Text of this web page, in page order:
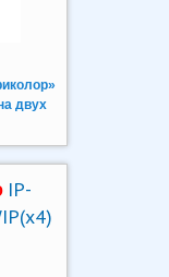
двух
IP-